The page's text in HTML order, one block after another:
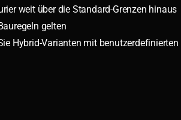
weit über die Standard-Grenzen hinaus
gelten
Hybrid-Varianten mit benutzerdefinierten